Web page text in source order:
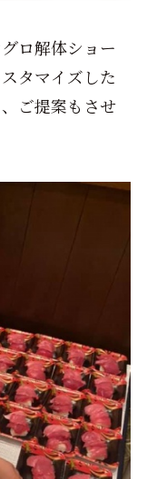
ロ解体ショー
タマイズした
ご提案もさせ